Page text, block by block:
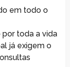
em todo o
toda a vida
já exigem o